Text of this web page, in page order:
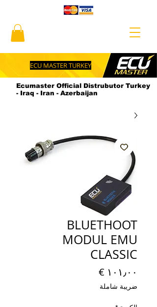
ECU MASTER TURKEY
Ecumaster Official Distrubutor Turkey
- Iraq - Iran - Azerbaijan
BLUETHOOT
MODUL EMU
CLASSIC
السعر
ضريبة شاملة